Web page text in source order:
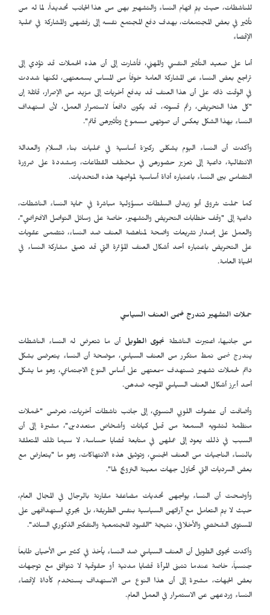
للناشطات، حيث يتم اتهام النساء والتشهير بهن من هذا الجانب تحديداً، لما له من
تأثير في بعض المجتمعات، بهدف دفع المجتمع نفسه إلى رفضهن والمشاركة في عملية
الإقصاء
أما على صعيد التأثير النفسي والمهني، فأشارت إلى أن هذه الحملات قد تؤدي إلى
تراجع بعض النساء عن المشاركة العامة خوفاً من المساس بسمعتهن، لكنها شددت
في الوقت ذاته على أن هذا العنف قد يدفع أخريات إلى مزيد من الإصرار، قائلة إن
"كل هذا التحريض، رغم قسوته، قد يكون دافعاً لاستمرار العمل، لأن استهداف
النساء بهذا الشكل يعكس أن صوتهن مسموع وتأثيرهن قائم".
وأكدت أن النساء اليوم يشكلن ركيزة أساسية في عمليات بناء السلام والعدالة
الانتقالية، داعية إلى تعزيز حضورهن في مختلف القطاعات، ومشددة على ضرورة
التضامن بين النساء باعتباره أداة أساسية لمواجهة هذه التحديات.
كما حملت شروق أبو زيدان السلطات مسؤولية مباشرة في حماية النساء الناشطات،
داعية إلى "وقف خطابات التحريض والتشهير، خاصة على وسائل التواصل الافتراضي"،
والعمل على إصدار تشريعات واضحة لمناهضة العنف ضد النساء، تتضمن عقوبات
على التحريض باعتباره أحد أشكال العنف المؤثرة التي قد تعيق مشاركة النساء في
الحياة العامة.
حملات التشهير تندرج ضمن العنف السياسي
من جانبها، اعتبرت الناشطة نجوى الطويل أن ما تتعرض له النساء الناشطات
يندرج ضمن نمط متكرر من العنف السياسي، موضحة أن النساء يتعرضن بشكل
دائم لحملات تشهير تستهدف سمعتهن على أساس النوع الاجتماعي، وهو ما يشكل
أحد أبرز أشكال العنف السياسي الموجه ضدهن.
وأضافت أن عضوات اللوبي النسوي، إلى جانب ناشطات أخريات، تعرضن "لحملات
منظمة لتشويه السمعة من قبل كيانات وأشخاص متعددين"، مشيرة إلى أن
السبب في ذلك يعود إلى عملهن في متابعة قضايا حساسة، لا سيما تلك المتعلقة
بالنساء الناجيات من العنف الجنسي، وتوثيق هذه الانتهاكات، وهو ما "يتعارض مع
بعض السرديات التي تحاول جهات معينة الترويج لها".
وأوضحت أن النساء يواجهن تحديات مضاعفة مقارنة بالرجال في المجال العام،
حيث لا يتم التعامل مع آرائهن السياسية بنفس الطريقة، بل يجري استهدافهن على
المستوى الشخصي والأخلاقي، نتيجة "القيود المجتمعية والتفكير الذكوري السائد".
وأكدت نجوى الطويل أن العنف السياسي ضد النساء يأخذ في كثير من الأحيان طابعاً
جنسياً، خاصة عندما تتبنى المرأة قضايا مدنية أو حقوقية لا تتوافق مع توجهات
بعض الجهات، مشيرة إلى أن هذا النوع من الاستهداف يستخدم كأداة لإقصاء
النساء وردعهن عن الاستمرار في العمل العام.